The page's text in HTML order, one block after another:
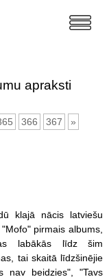
apraksti
366 367 »
klajā nācis latviešu
pirmais albums,
labākās līdz šim
tai skaitā līdzšinējie
nav beidzies", "Tavs